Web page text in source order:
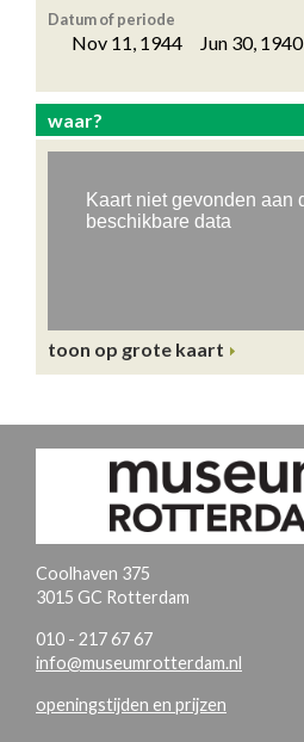
Datum of periode
Nov 11, 1944 Jun 30, 1940
waar?
toon op grote kaart
Coolhaven 375
3015 GC Rotterdam
010 - 217 67 67
info@museumrotterdam.nl
openingstijden en prijzen